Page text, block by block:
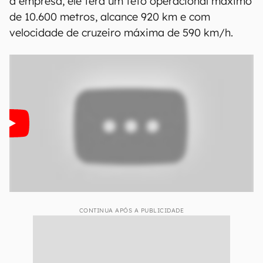
de 10.600 metros, alcance 920 km e com
velocidade de cruzeiro máxima de 590 km/h.
CONTINUA APÓS A PUBLICIDADE